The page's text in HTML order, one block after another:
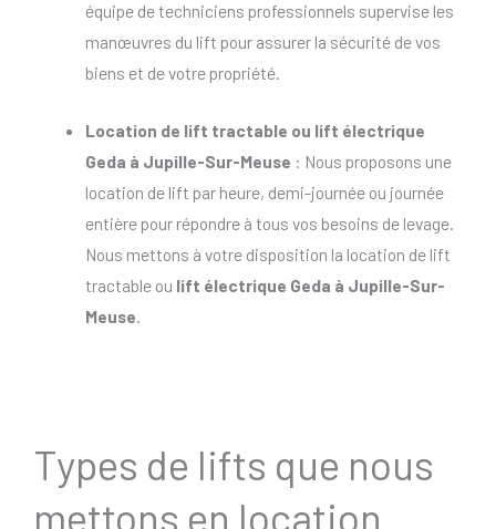
équipe de techniciens professionnels supervise les
manœuvres du lift pour assurer la sécurité de vos
biens et de votre propriété.
Location de lift tractable ou lift électrique
Geda à Jupille-Sur-Meuse : Nous proposons une
location de lift par heure, demi-journée ou journée
entière pour répondre à tous vos besoins de levage.
Nous mettons à votre disposition la location de lift
tractable ou lift électrique Geda à Jupille-Sur-
Meuse.
Types de lifts que nous
mettons en location